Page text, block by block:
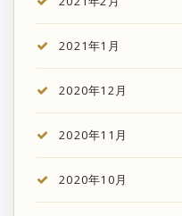
2021年1月
2020年12月
2020年11月
2020年10月